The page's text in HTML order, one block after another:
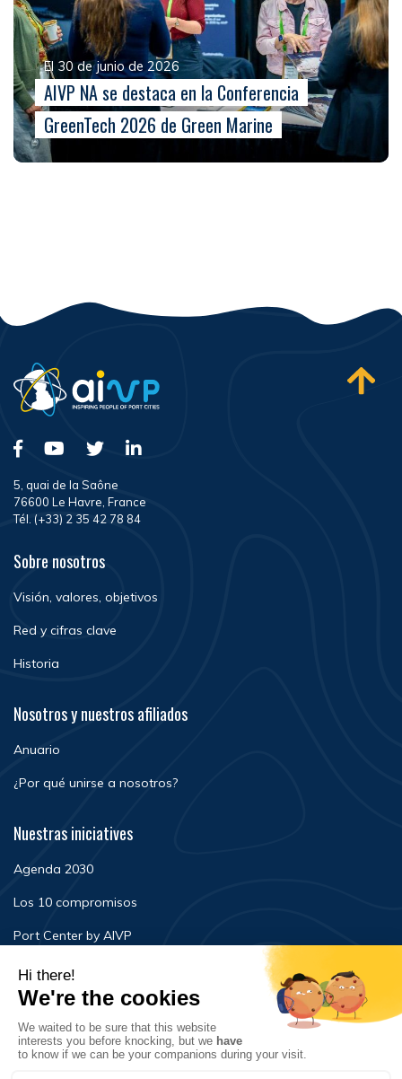
El 30 de junio de 2026
AIVP NA se destaca en la Conferencia
GreenTech 2026 de Green Marine
5, quai de la Saône
76600 Le Havre, France
Tél. (+33) 2 35 42 78 84
Sobre nosotros
Visión, valores, objetivos
Red y cifras clave
Historia
Nosotros y nuestros afiliados
Anuario
¿Por qué unirse a nosotros?
Nuestras iniciatives
Agenda 2030
Los 10 compromisos
Port Center by AIVP
Noticias
Eventos
FAQ